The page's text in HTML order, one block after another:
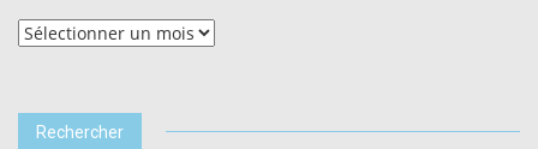
Tous
Rechercher